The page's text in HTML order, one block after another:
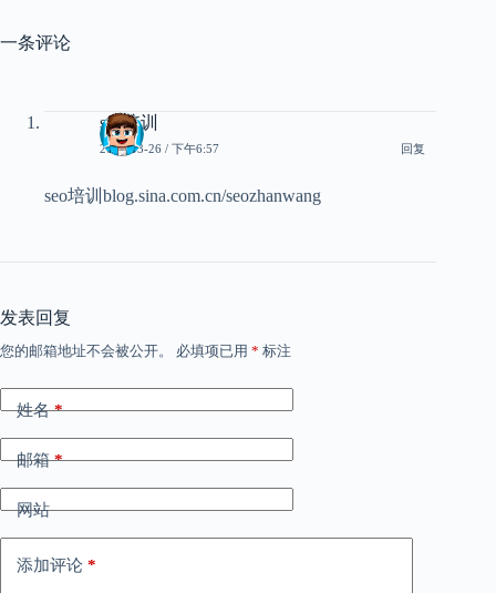
一条评论
seo培训
2015-03-26 / 下午6:57 回复
seo培训blog.sina.com.cn/seozhanwang
发表回复
您的邮箱地址不会被公开。 必填项已用 * 标注
姓名*
邮箱*
网站
添加评论 *